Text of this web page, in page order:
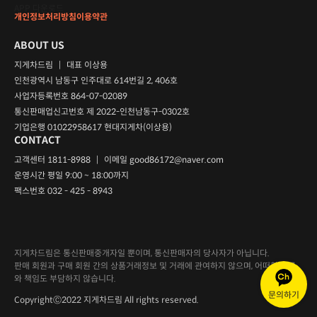
개인정보처리방침이용약관
ABOUT US
지게차드림 |
대표 이상용
인천광역시 남동구 인주대로 614번길 2, 406호
사업자등록번호 864-07-02089
통신판매업신고번호 제 2022-인천남동구-0302호
기업은행 01022958617 현대지게차(이상용)
CONTACT
고객센터 1811-8988 | 이메일 good86172@naver.com
운영시간 평일 9:00 ~ 18:00까지
팩스번호 032 - 425 - 8943
지게차드림은 통신판매중개자일 뿐이며, 통신판매자의 당사자가 아닙니다.
판매 회원과 구매 회원 간의 상품거래정보 및 거래에 관여하지 않으며, 어떠한 의무
와 책임도 부담하지 않습니다.
CopyrightⒸ2022 지게차드림 All rights reserved.
문의하기